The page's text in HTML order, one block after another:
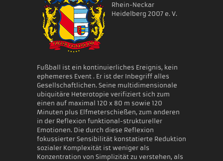
Rhein-Neckar
Heidelberg 2007 e. V.
Fußball ist ein kontinuierliches Ereignis, kein
ephemeres Event . Er ist der Inbegriff alles
Gesellschaftlichen. Seine multidimensionale
ubiquitäre Heterotopie verifiziert sich zum
einen auf maximal 120 x 80 m sowie 120
Minuten plus Elfmeterschießen, zum anderen
in der Reflexion funktional-struktureller
Emotionen. Die durch diese Reflexion
fokussierter Sensibilität konstatierte Reduktion
sozialer Komplexität ist weniger als
Konzentration von Simplizität zu verstehen, als